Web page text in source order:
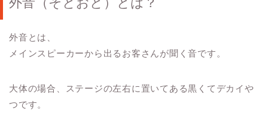
外音とは、
メインスピーカーから出るお客さんが聞く音です。
大体の場合、ステージの左右に置いてある黒くてデカイや
つです。